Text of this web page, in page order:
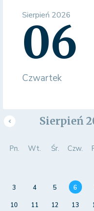
Sierpień 2026
06
Czwartek
Sierpień
Pn. Wt. Śr. Czw.
3
4 5 6
10
11 12 13